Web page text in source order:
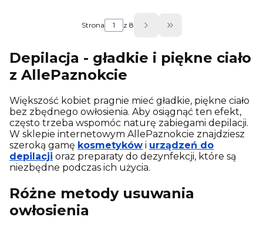
Strona z 8 Przejdź do
Depilacja - gładkie i piękne ciało
z AllePaznokcie
Większość kobiet pragnie mieć gładkie, piękne ciało
bez zbędnego owłosienia. Aby osiągnąć ten efekt,
często trzeba wspomóc naturę zabiegami depilacji.
W sklepie internetowym AllePaznokcie znajdziesz
szeroką gamę kosmetyków i urządzeń do
depilacji oraz preparaty do dezynfekcji, które są
niezbędne podczas ich użycia.
Różne metody usuwania
owłosienia